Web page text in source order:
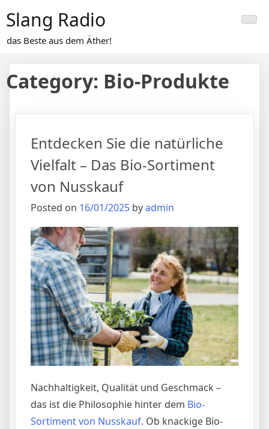
to
content
Slang Radio
das Beste aus dem Äther!
Category: Bio-Produkte
Entdecken Sie die natürliche
Vielfalt – Das Bio-Sortiment
von Nusskauf
Posted on 16/01/2025 byadmin
Nachhaltigkeit, Qualität und Geschmack –
das ist die Philosophie hinter dem Bio-
Sortiment von Nusskauf. Ob knackige Bio-